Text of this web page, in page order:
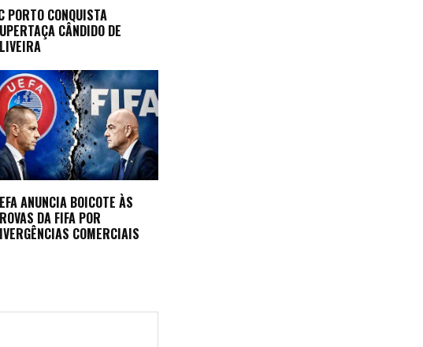
PORTO CONQUISTA
CÂNDIDO DE
ANUNCIA BOICOTE ÀS
DA FIFA POR
COMERCIAIS